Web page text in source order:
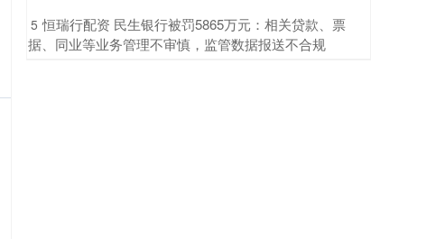
5 ​恒瑞行配资 民生银行被罚5865万元：相关贷款、票
据、同业等业务管理不审慎，监管数据报送不合规